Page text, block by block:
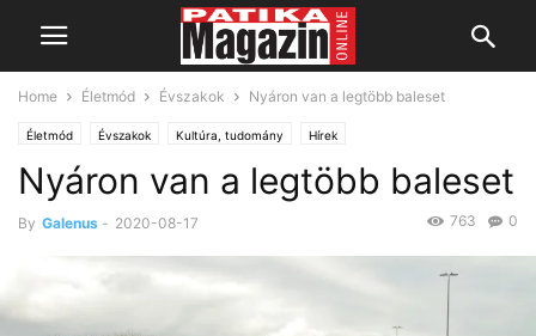
Home Életmód Évszakok Nyáron van a legtöbb baleset
Életmód Évszakok Kultúra, tudomány Hírek
Nyáron van a legtöbb baleset
By Galenus - 2020-08-17 0
763